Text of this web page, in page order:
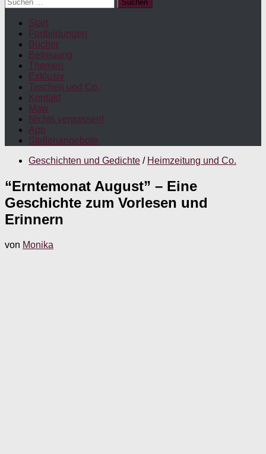
nach:
Start
Fortbildungen
Bücher
Betreuung
Themen
Exklusiv
Taschen und Co.
Kontakt
Maw
Nichts verpassen!
App
Stellenangebote
Geschichten und Gedichte / Heimzeitung und Co.
“Erntemonat August” – Eine
Geschichte zum Vorlesen und
Erinnern
von Monika